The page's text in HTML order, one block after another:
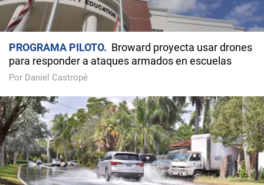
PROGRAMA PILOTO
Broward proyecta usar drones
para responder a ataques armados en escuelas
Por Daniel Castropé